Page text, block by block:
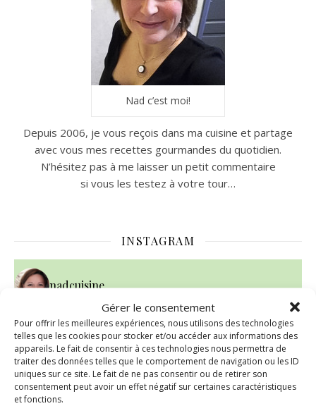
Gérer le consentement
Pour offrir les meilleures expériences, nous utilisons des technologies
telles que les cookies pour stocker et/ou accéder aux informations des
appareils. Le fait de consentir à ces technologies nous permettra de
traiter des données telles que le comportement de navigation ou les ID
uniques sur ce site. Le fait de ne pas consentir ou de retirer son
consentement peut avoir un effet négatif sur certaines caractéristiques
et fonctions.
Nad c’est moi!
Depuis 2006, je vous reçois dans ma cuisine et partage
avec vous mes recettes gourmandes du quotidien.
N’hésitez pas à me laisser un petit commentaire
si vous les testez à votre tour…
INSTAGRAM
nadcuisine
~ NICE CREAM À LA FRAISE ~
Presque un mois que